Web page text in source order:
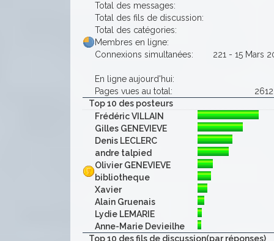
Total des messages:
Total des fils de discussion:
Total des catégories:
Membres en ligne:
Connexions simultanées:
221 - 15 Mars
En ligne aujourd'hui:
Pages vues au total:
Top 10 des posteurs
Frédéric VILLAIN
Gilles GENEVIEVE
Denis LECLERC
andre talpied
Olivier GENEVIEVE
bibliotheque
Xavier
Alain Gruenais
Lydie LEMARIE
Anne-Marie Devieilhe
Top 10 des fils de discussion(par réponses)